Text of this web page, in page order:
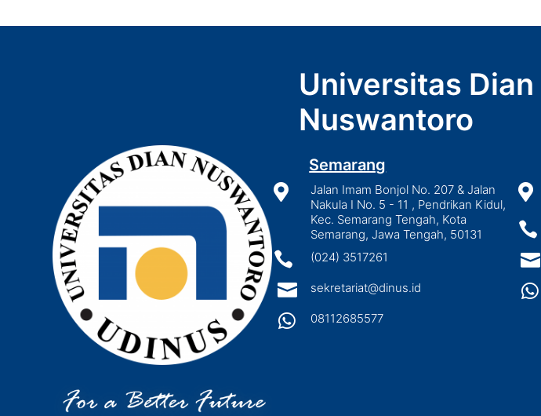
Universitas Dian
Nuswantoro
Semarang

Jalan Imam Bonjol No. 207 & Jalan
Nakula I No. 5 - 11 , Pendrikan Kidul,
Kec. Semarang Tengah, Kota
Semarang, Jawa Tengah, 50131
 (024) 3517261
 sekretariat@dinus.id
 08112685577



